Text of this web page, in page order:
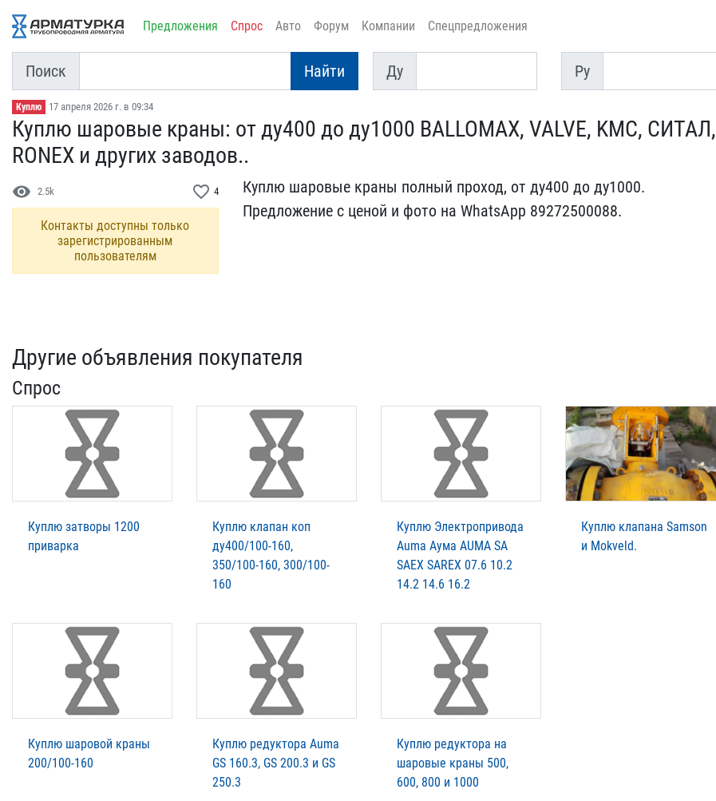
Предложения Спрос Авто Форум Компании Спецпредложения
Поиск Найти
Ду
Ду
Py
Py
Куплю 17 апреля 2026 г. в 09:34
Куплю шаровые краны: от ​ду400 до ду1000 BALLOMAX​, VALVE, KMC, СИТАЛ,
RON​EX и других заводов..
visibility 2.5k favorite_border 4
Контакты доступны только
зарегистрированным
пользователям
Куплю шаровые краны полн​ый проход, от ду400 до д​у1000.
Предложение с цен​ой и фото на WhatsApp 89​272500088.
Другие объявления покупателя
Спрос
Куплю затворы 1200
приварка
Куплю клапан коп
ду400/100-160,
350/100-160, 300/100-
160
Куплю Электропривода
Auma Аума AUMA SA
SAEX SAREX 07.6 10.2
14.2 14.6 16.2
Куплю клапана Samson
и Mokveld.
Куплю шаровой краны
200/100-160
Куплю редуктора Auma
GS 160.3, GS 200.3 и GS
250.3
Куплю редуктора на
шаровые краны 500,
600, 800 и 1000